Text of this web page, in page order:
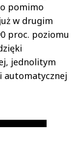
pomimo
w drugim
proc. poziomu
jednolitym
automatycznej